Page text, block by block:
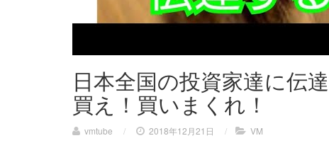
日本全国の投資家達に伝
買え！買いまくれ！
vmtube / 2018年12月21日 / VM